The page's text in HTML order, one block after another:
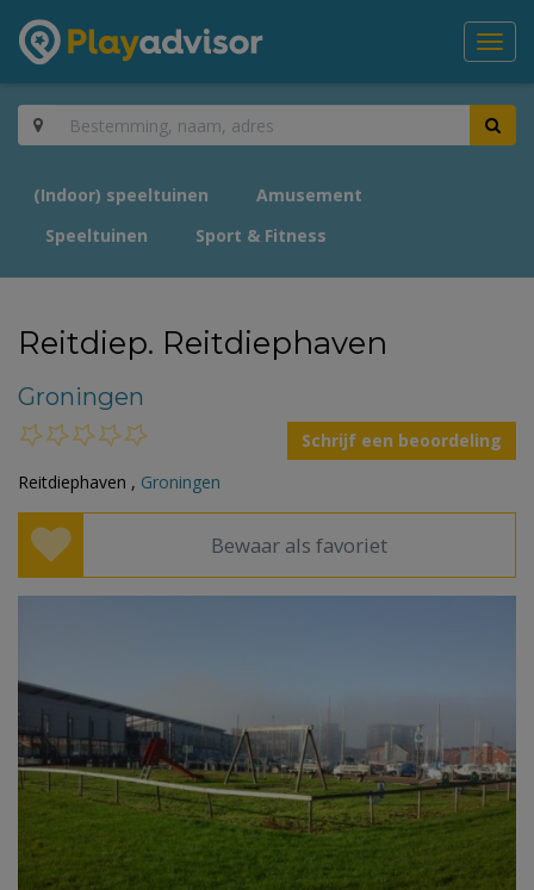
(Indoor) speeltuinen
Amusement
Speeltuinen
Sport & Fitness
Reitdiep. Reitdiephaven
Groningen
Schrijf een beoordeling
Reitdiephaven , Groningen
Bewaar als favoriet